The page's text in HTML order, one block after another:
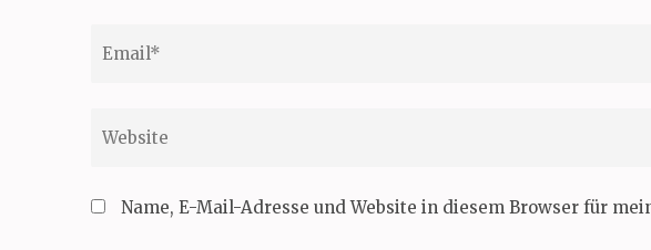
Name, E-Mail-Adresse und Website in diesem Browser für